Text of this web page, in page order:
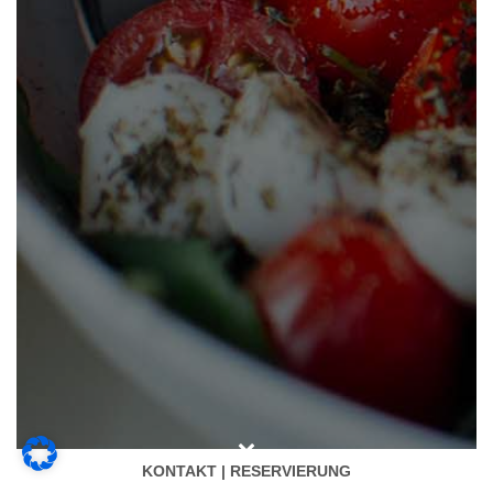
KONTAKT | RESERVIERUNG